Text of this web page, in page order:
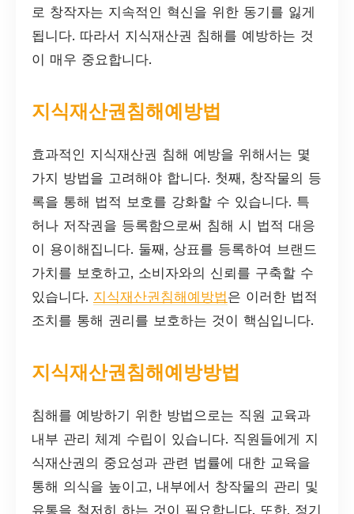
로 창작자는 지속적인 혁신을 위한 동기를 잃게
됩니다. 따라서 지식재산권 침해를 예방하는 것
이 매우 중요합니다.
지식재산권침해예방법
효과적인 지식재산권 침해 예방을 위해서는 몇
가지 방법을 고려해야 합니다. 첫째, 창작물의 등
록을 통해 법적 보호를 강화할 수 있습니다. 특
허나 저작권을 등록함으로써 침해 시 법적 대응
이 용이해집니다. 둘째, 상표를 등록하여 브랜드
가치를 보호하고, 소비자와의 신뢰를 구축할 수
있습니다. 지식재산권침해예방법은 이러한 법적
조치를 통해 권리를 보호하는 것이 핵심입니다.
지식재산권침해예방방법
침해를 예방하기 위한 방법으로는 직원 교육과
내부 관리 체계 수립이 있습니다. 직원들에게 지
식재산권의 중요성과 관련 법률에 대한 교육을
통해 의식을 높이고, 내부에서 창작물의 관리 및
유통을 철저히 하는 것이 필요합니다. 또한, 정기